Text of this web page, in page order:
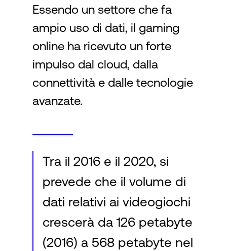
Accesso
Essendo un settore che fa
ampio uso di dati, il gaming
online ha ricevuto un forte
impulso dal cloud, dalla
connettività e dalle tecnologie
avanzate.
Tra il 2016 e il 2020, si
prevede che il volume di
dati relativi ai videogiochi
crescerà da 126 petabyte
(2016) a 568 petabyte nel